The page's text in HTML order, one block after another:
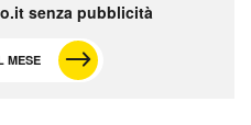
senza pubblicità
MESE